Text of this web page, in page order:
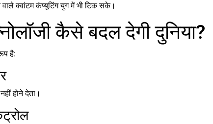
वाले क्वांटम कंप्यूटिंग युग में भी टिक सके।
कैसे बदल देगी दुनिया?
है:
होने देता।